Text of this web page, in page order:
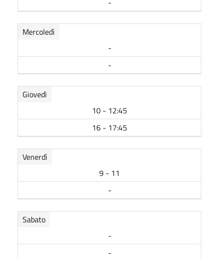
Mercoledì
-
-
Giovedì
10 - 12:45
16 - 17:45
Venerdì
9 - 11
-
Sabato
-
-